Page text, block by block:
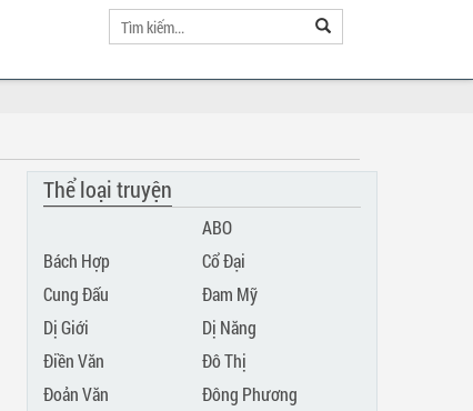
Thể loại truyện
ABO
Bách Hợp
Cổ Đại
Cung Đấu
Đam Mỹ
Dị Giới
Dị Năng
Điền Văn
Đô Thị
Đoản Văn
Đông Phương